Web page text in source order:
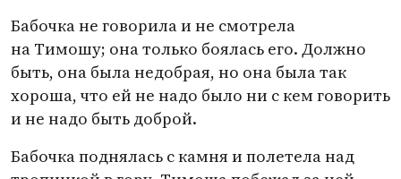
Бабочка не говорила и не смотрела
на Тимошу; она только боялась его. Должно
быть, она была недобрая, но она была так
хороша, что ей не надо было ни с кем говорить
и не надо быть доброй.
Бабочка поднялась с камня и полетела над